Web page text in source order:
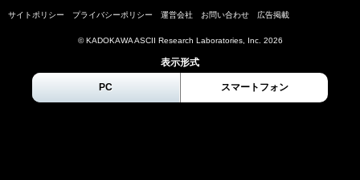
サイトポリシー プライバシーポリシー 運営会社 お問い合わせ 広告掲載
© KADOKAWA ASCII Research Laboratories, Inc. 2026
表示形式
PC スマートフォン